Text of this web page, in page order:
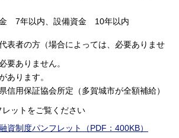
7年以内、設備資金 10年以内
表者の方（場合によっては、必要ありませ
要ありません。
あります。
信用保証協会所定（多賀城市が全額補給）
ットをご覧ください
資制度パンフレット（PDF：400KB）